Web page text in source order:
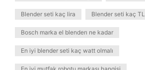
Blender seti kaç lira Blender seti kaç TL
Bosch marka el blenderı ne kadar
En iyi blender seti kaç watt olmalı